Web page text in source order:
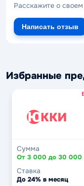
Расскажите о
Написать отзыв
Избранные
Сумма
От 3 000 до 30 000
Ставка
До 24% в месяц